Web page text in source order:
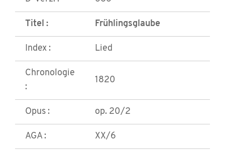
Titel : Frühlingsglaube
Index : Lied
Chronologie
:
1820
Opus : op. 20/2
AGA : XX/6